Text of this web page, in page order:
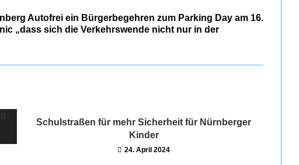
Autofrei ein Bürgerbegehren zum Parking Day am 16.
„dass sich die Verkehrswende nicht nur in der
Schulstraßen für mehr Sicherheit für Nürnberger
Kinder
24. April 2024